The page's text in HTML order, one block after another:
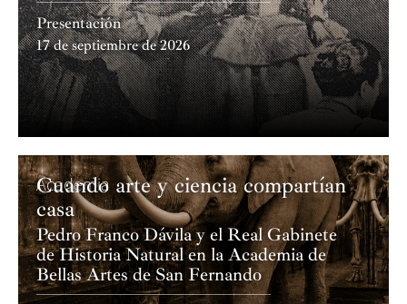
Presentación
17 de septiembre de 2026
Academia
Cuando arte y ciencia compartían
casa
Pedro Franco Dávila y el Real Gabinete
de Historia Natural en la Academia de
Bellas Artes de San Fernando